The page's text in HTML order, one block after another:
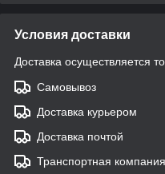
Условия доставки
Доставка осуществляется
Самовывоз
Доставка курьером
Доставка почтой
Транспортная компания